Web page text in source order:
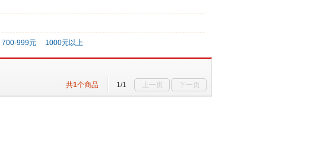
700-999元 1000元以上
1/1
上一页 下一页
共1个商品